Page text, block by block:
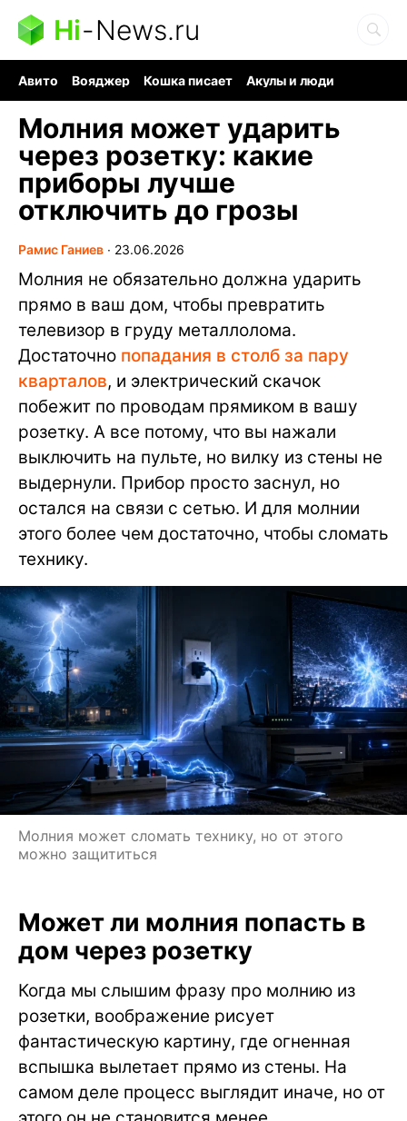
Hi-News.ru
Авито Вояджер Кошка писает
Акулы и люди
Молния может ударить
через розетку: какие
приборы лучше
отключить до грозы
Рамис Ганиев ∙ 23.06.2026
Молния не обязательно должна ударить
прямо в ваш дом, чтобы превратить
телевизор в груду металлолома.
Достаточно попадания в столб за пару
кварталов, и электрический скачок
побежит по проводам прямиком в вашу
розетку. А все потому, что вы нажали
выключить на пульте, но вилку из стены не
выдернули. Прибор просто заснул, но
остался на связи с сетью. И для молнии
этого более чем достаточно, чтобы сломать
технику.
Молния может сломать технику, но от этого
можно защититься
Может ли молния попасть в
дом через розетку
Когда мы слышим фразу про молнию из
розетки, воображение рисует
фантастическую картину, где огненная
вспышка вылетает прямо из стены. На
самом деле процесс выглядит иначе, но от